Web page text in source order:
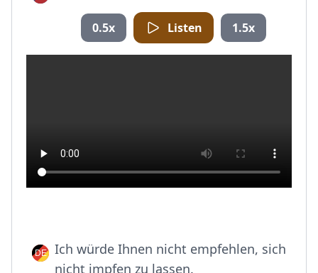
0.5x Listen 1.5x
Ich würde Ihnen nicht empfehlen, sich
nicht impfen zu lassen.